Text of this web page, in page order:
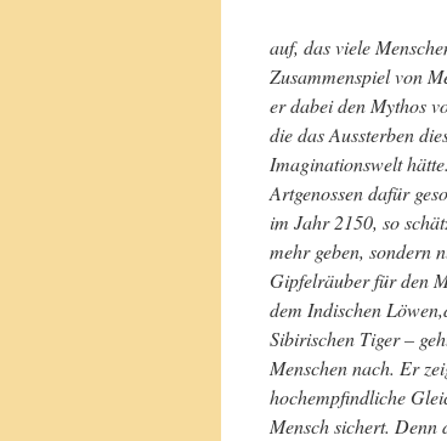
auf, das viele
Zusammenspiel von
er dabei den Mythos
die das Aussterben
Imaginationswelt
Artgenossen dafür
im Jahr 2150, so
mehr geben, sondern
Gipfelräuber für den
dem Indischen
Sibirischen Tiger –
Menschen nach. Er
hochempfindliche
Mensch sichert. Denn